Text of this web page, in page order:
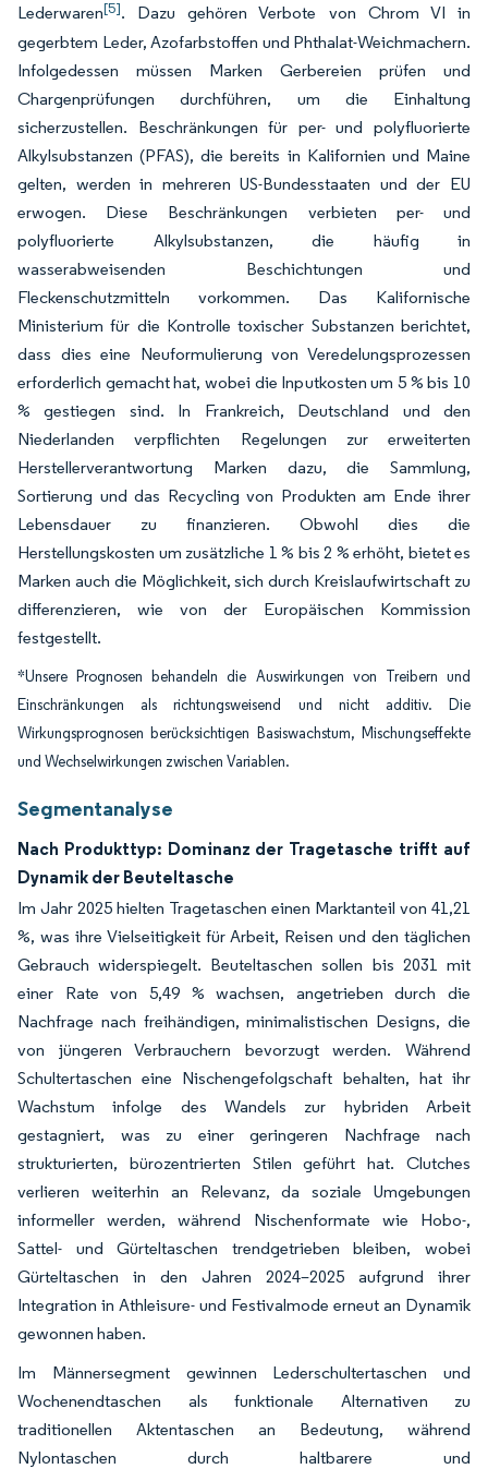
Lederwaren[5]. Dazu gehören Verbote von Chrom VI in
gegerbtem Leder, Azofarbstoffen und Phthalat-Weichmachern.
Infolgedessen müssen Marken Gerbereien prüfen und
Chargenprüfungen durchführen, um die Einhaltung
sicherzustellen. Beschränkungen für per- und polyfluorierte
Alkylsubstanzen (PFAS), die bereits in Kalifornien und Maine
gelten, werden in mehreren US-Bundesstaaten und der EU
erwogen. Diese Beschränkungen verbieten per- und
polyfluorierte Alkylsubstanzen, die häufig in
wasserabweisenden Beschichtungen und
Fleckenschutzmitteln vorkommen. Das Kalifornische
Ministerium für die Kontrolle toxischer Substanzen berichtet,
dass dies eine Neuformulierung von Veredelungsprozessen
erforderlich gemacht hat, wobei die Inputkosten um 5 % bis 10
% gestiegen sind. In Frankreich, Deutschland und den
Niederlanden verpflichten Regelungen zur erweiterten
Herstellerverantwortung Marken dazu, die Sammlung,
Sortierung und das Recycling von Produkten am Ende ihrer
Lebensdauer zu finanzieren. Obwohl dies die
Herstellungskosten um zusätzliche 1 % bis 2 % erhöht, bietet es
Marken auch die Möglichkeit, sich durch Kreislaufwirtschaft zu
differenzieren, wie von der Europäischen Kommission
festgestellt.
*Unsere Prognosen behandeln die Auswirkungen von Treibern und
Einschränkungen als richtungsweisend und nicht additiv. Die
Wirkungsprognosen berücksichtigen Basiswachstum, Mischungseffekte
und Wechselwirkungen zwischen Variablen.
Segmentanalyse
Nach Produkttyp: Dominanz der Tragetasche trifft auf
Dynamik der Beuteltasche
Im Jahr 2025 hielten Tragetaschen einen Marktanteil von 41,21
%, was ihre Vielseitigkeit für Arbeit, Reisen und den täglichen
Gebrauch widerspiegelt. Beuteltaschen sollen bis 2031 mit
einer Rate von 5,49 % wachsen, angetrieben durch die
Nachfrage nach freihändigen, minimalistischen Designs, die
von jüngeren Verbrauchern bevorzugt werden. Während
Schultertaschen eine Nischengefolgschaft behalten, hat ihr
Wachstum infolge des Wandels zur hybriden Arbeit
gestagniert, was zu einer geringeren Nachfrage nach
strukturierten, bürozentrierten Stilen geführt hat. Clutches
verlieren weiterhin an Relevanz, da soziale Umgebungen
informeller werden, während Nischenformate wie Hobo-,
Sattel- und Gürteltaschen trendgetrieben bleiben, wobei
Gürteltaschen in den Jahren 2024–2025 aufgrund ihrer
Integration in Athleisure- und Festivalmode erneut an Dynamik
gewonnen haben.
Im Männersegment gewinnen Lederschultertaschen und
Wochenendtaschen als funktionale Alternativen zu
traditionellen Aktentaschen an Bedeutung, während
Nylontaschen durch haltbarere und